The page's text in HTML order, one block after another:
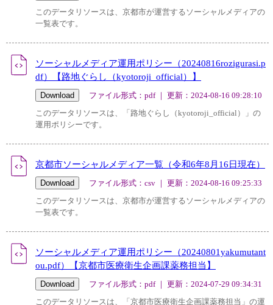
このデータリソースは、京都市が運営するソーシャルメディアの
一覧表です。
ソーシャルメディア運用ポリシー（20240816rozigurasi.p
df）【路地ぐらし（kyotoroji_official）】
ファイル形式：pdf ｜ 更新：2024-08-16 09:28:10
このデータリソースは、「路地ぐらし（kyotoroji_official）」の
運用ポリシーです。
京都市ソーシャルメディア一覧（令和6年8月16日現在）
ファイル形式：csv ｜ 更新：2024-08-16 09:25:33
このデータリソースは、京都市が運営するソーシャルメディアの
一覧表です。
ソーシャルメディア運用ポリシー（20240801yakumutant
ou.pdf）【京都市医療衛生企画課薬務担当】
ファイル形式：pdf ｜ 更新：2024-07-29 09:34:31
このデータリソースは、「京都市医療衛生企画課薬務担当」の運